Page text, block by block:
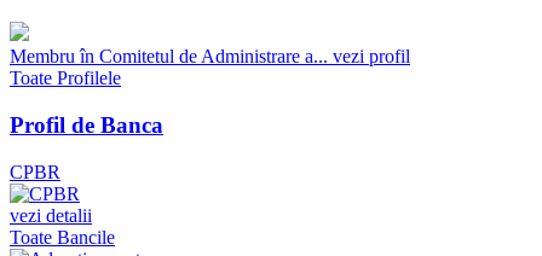
Membru în Comitetul de Administrare a... vezi profil
Toate Profilele
Profil de Banca
CPBR
vezi detalii
Toate Bancile